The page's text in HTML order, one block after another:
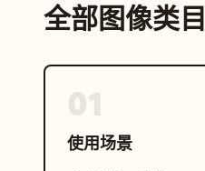
全部图像类目
使用场景